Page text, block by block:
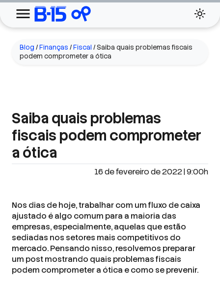
Blog /Finanças /Fiscal /Saiba quais problemas fiscais
podem comprometer a ótica
Saiba quais problemas
fiscais podem comprometer
a ótica
16 de fevereiro de 2022 | 9:00h
Nos dias de hoje, trabalhar com um fluxo de caixa
ajustado é algo comum para a maioria das
empresas, especialmente, aquelas que estão
sediadas nos setores mais competitivos do
mercado. Pensando nisso, resolvemos preparar
um post mostrando quais problemas fiscais
podem comprometer a ótica e como se prevenir.